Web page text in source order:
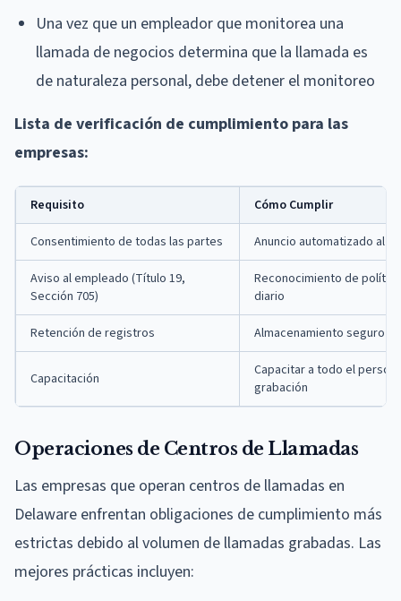
Una vez que un empleador que monitorea una
llamada de negocios determina que la llamada es
de naturaleza personal, debe detener el monitoreo
Lista de verificación de cumplimiento para las
empresas:
Requisito Cómo Cumplir
Consentimiento de todas las partes Anuncio automatizado al
Aviso al empleado (Título 19,
Sección 705)
Reconocimiento de
diario
Retención de registros Almacenamiento seguro
Capacitación
Capacitar a todo el
grabación
Operaciones de Centros de Llamadas
Las empresas que operan centros de llamadas en
Delaware enfrentan obligaciones de cumplimiento más
estrictas debido al volumen de llamadas grabadas. Las
mejores prácticas incluyen: